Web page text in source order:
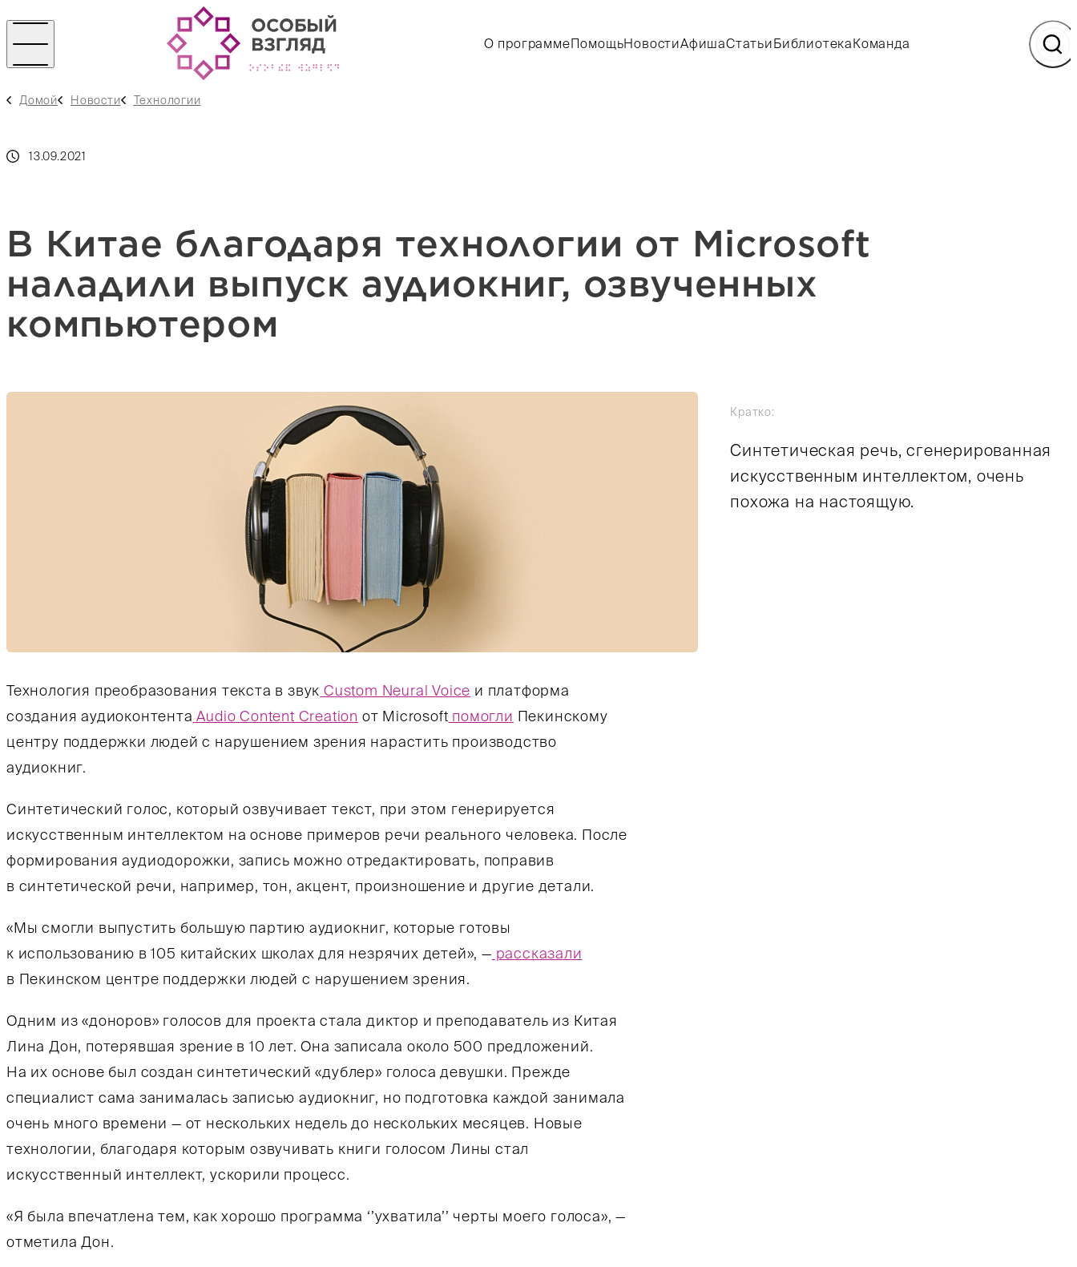
О программеПомощьНовостиАфишаСтатьиБиблиотекаКоманда
Домой Новости Технологии
13.09.2021
В Китае благодаря технологии от Microsoft
наладили выпуск аудиокниг, озвученных
компьютером
Кратко:
Синтетическая речь, сгенерированная
искусственным интеллектом, очень
похожа на настоящую.
Технология преобразования текста в звук Custom Neural Voice и платформа
создания аудиоконтента Audio Content Creation от Microsoft помогли Пекинскому
центру поддержки людей с нарушением зрения нарастить производство
аудиокниг.
Синтетический голос, который озвучивает текст, при этом генерируется
искусственным интеллектом на основе примеров речи реального человека. После
формирования аудиодорожки, запись можно отредактировать, поправив
в синтетической речи, например, тон, акцент, произношение и другие детали.
«Мы смогли выпустить большую партию аудиокниг, которые готовы
к использованию в 105 китайских школах для незрячих детей», — рассказали
в Пекинском центре поддержки людей с нарушением зрения.
Одним из «доноров» голосов для проекта стала диктор и преподаватель из Китая
Лина Дон, потерявшая зрение в 10 лет. Она записала около 500 предложений.
На их основе был создан синтетический «дублер» голоса девушки. Прежде
специалист сама занималась записью аудиокниг, но подготовка каждой занимала
очень много времени — от нескольких недель до нескольких месяцев. Новые
технологии, благодаря которым озвучивать книги голосом Лины стал
искусственный интеллект, ускорили процесс.
«Я была впечатлена тем, как хорошо программа ‘’ухватила’’ черты моего голоса», —
отметила Дон.